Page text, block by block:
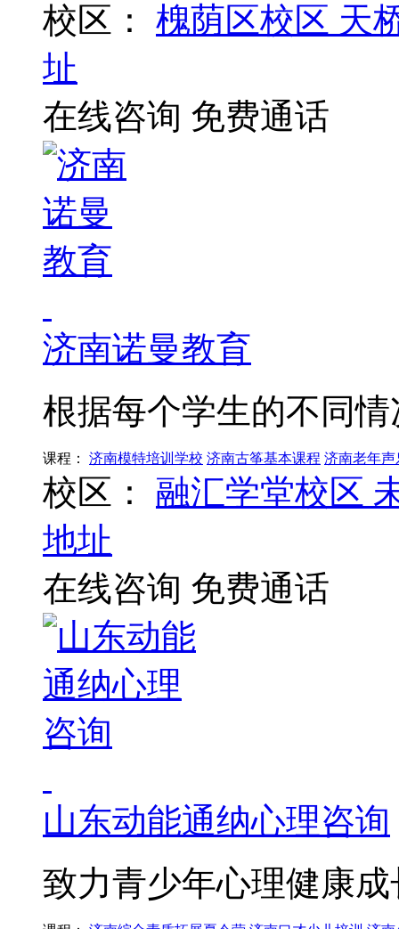
校区： 槐荫区校区 天
址
在线咨询 免费通话
济南诺曼教育
根据每个学生的不同
课程： 济南模特培训学校 济南古筝基本课程 济南老年声
校区： 融汇学堂校区
地址
在线咨询 免费通话
山东动能通纳心理咨询
致力青少年心理健康